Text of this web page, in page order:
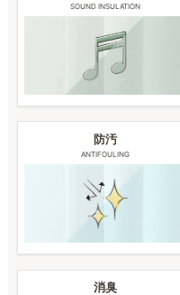
SOUND INSULATION
防汚
ANTIFOULING
消臭